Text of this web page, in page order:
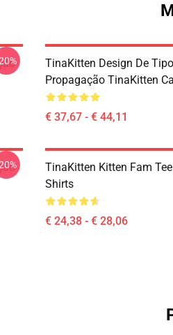
TinaKitten Design De
Propagação TinaKitten
€ 37,67 - € 44,11
TinaKitten Kitten Fam
Shirts
€ 24,38 - € 28,06